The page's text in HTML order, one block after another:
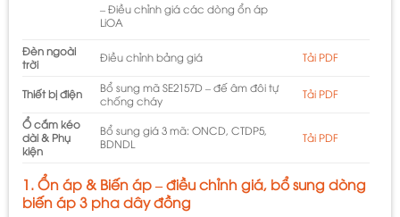
– Điều chỉnh giá các dòng ổn áp
LiOA
Đèn ngoài
trời
Điều chỉnh bảng giá Tải PDF
Thiết bị điện
Bổ sung mã SE2157D – đế âm đôi tự
chống cháy
Tải PDF
Ổ cắm kéo
dài & Phụ
kiện
Bổ sung giá 3 mã: ONCD, CTDP5,
BDNDL
Tải PDF
1. Ổn áp & Biến áp – điều chỉnh giá, bổ sung dòng
biến áp 3 pha dây đồng